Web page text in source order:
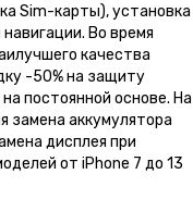
Sim-карты), установка
Во время
качества
-50% на защиту
постоянной основе. На
замена аккумулятора
дисплея при
от iPhone 7 до 13